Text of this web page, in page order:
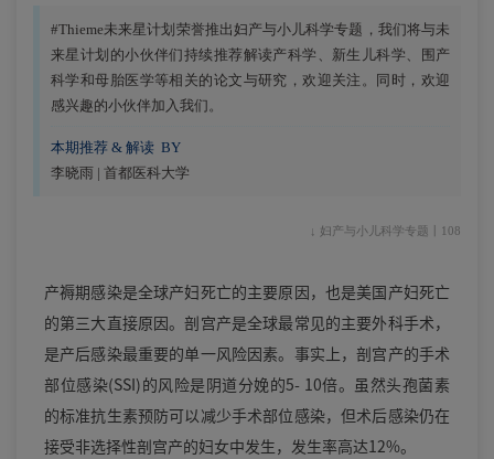
#Thieme未来星计划荣誉推出妇产与小儿科学专题，我们将与未
来星计划的小伙伴们持续推荐解读产科学、新生儿科学、围产
科学和母胎医学等相关的论文与研究，欢迎关注。同时，欢迎
感兴趣的小伙伴加入我们。
本期推荐 & 解读 BY
李晓雨 | 首都医科大学
↓ 妇产与小儿科学专题丨108
产褥期感染是全球产妇死亡的主要原因，也是美国产妇死亡
的第三大直接原因。剖宫产是全球最常见的主要外科手术，
是产后感染最重要的单一风险因素。事实上，剖宫产的手术
部位感染(SSI)的风险是阴道分娩的5- 10倍。虽然头孢菌素
的标准抗生素预防可以减少手术部位感染，但术后感染仍在
接受非选择性剖宫产的妇女中发生，发生率高达12%。